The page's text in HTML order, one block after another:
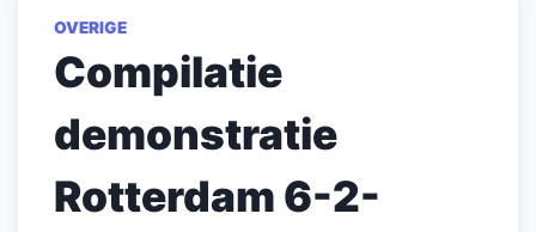
OVERIGE
Compilatie
demonstratie
Rotterdam 6-2-